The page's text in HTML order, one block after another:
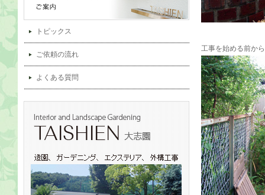
トピックス
ご依頼の流れ
よくある質問
工事を始める前か